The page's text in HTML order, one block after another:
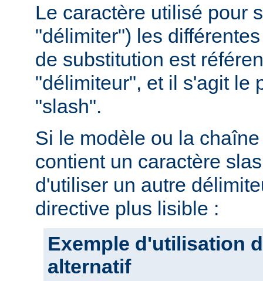
Le caractère utilisé pour
"délimiter") les
de substitution est
"délimiteur", et il s'agit le
"slash".
Si le modèle ou la
contient un caractère
d'utiliser un autre
directive plus lisible :
Exemple d'utilisation
alternatif